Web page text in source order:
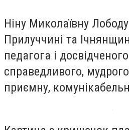
Ніну Миколаївну
Прилуччині та
педагога і
справедливого,
приємну,